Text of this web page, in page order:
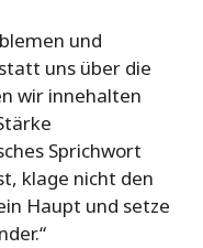
und
uns über die
wir innehalten
Sprichwort
klage nicht den
Haupt und setze